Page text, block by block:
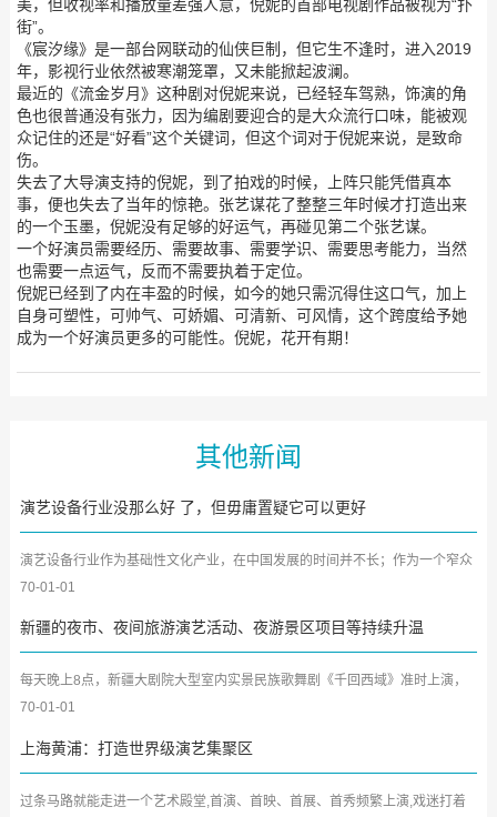
美，但收视率和播放量差强人意，倪妮的首部电视剧作品被视为“扑
街”。
《宸汐缘》是一部台网联动的仙侠巨制，但它生不逢时，进入2019
年，影视行业依然被寒潮笼罩，又未能掀起波澜。
最近的《流金岁月》这种剧对倪妮来说，已经轻车驾熟，饰演的角
色也很普通没有张力，因为编剧要迎合的是大众流行口味，能被观
众记住的还是“好看”这个关键词，但这个词对于倪妮来说，是致命
伤。
失去了大导演支持的倪妮，到了拍戏的时候，上阵只能凭借真本
事，便也失去了当年的惊艳。张艺谋花了整整三年时候才打造出来
的一个玉墨，倪妮没有足够的好运气，再碰见第二个张艺谋。
一个好演员需要经历、需要故事、需要学识、需要思考能力，当然
也需要一点运气，反而不需要执着于定位。
倪妮已经到了内在丰盈的时候，如今的她只需沉得住这口气，加上
自身可塑性，可帅气、可娇媚、可清新、可风情，这个跨度给予她
成为一个好演员更多的可能性。倪妮，花开有期！
其他新闻
演艺设备行业没那么好 了，但毋庸置疑它可以更好
演艺设备行业作为基础性文化产业，在中国发展的时间并不长；作为一个窄众
产业，规模也不大。 尽...
70-01-01
新疆的夜市、夜间旅游演艺活动、夜游景区项目等持续升温
每天晚上8点，新疆大剧院大型室内实景民族歌舞剧《千回西域》准时上演，
向游客全方位展示着丝绸之...
70-01-01
上海黄浦：打造世界级演艺集聚区
过条马路就能走进一个艺术殿堂,首演、首映、首展、首秀频繁上演,戏迷打着